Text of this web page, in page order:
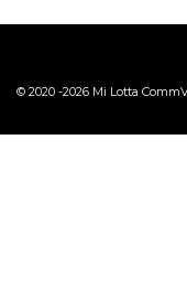
© 2020 -2026 Mi Lotta